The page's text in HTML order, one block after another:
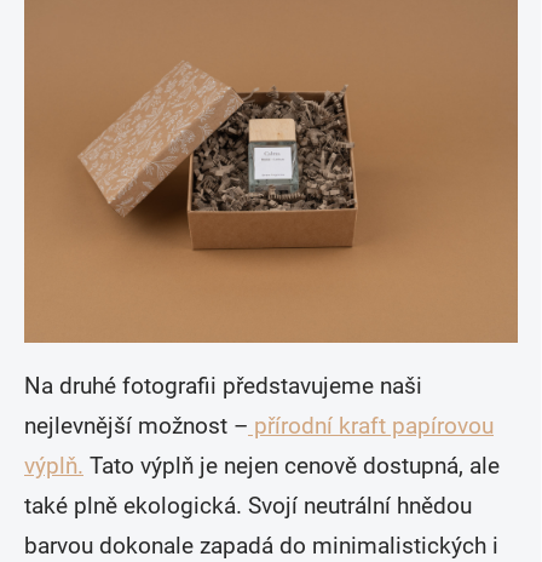
Na druhé fotografii představujeme naši
nejlevnější možnost – přírodní kraft papírovou
výplň. Tato výplň je nejen cenově dostupná, ale
také plně ekologická. Svojí neutrální hnědou
barvou dokonale zapadá do minimalistických i